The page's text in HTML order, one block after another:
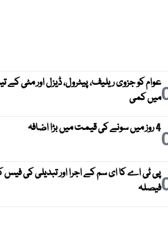
عوام کو جزوی ریلیف، پیٹرول، ڈیزل اور مٹی کے
میں کمی
4 روز میں سونے کی قیمت میں بڑا اضافہ
پی ٹی اے کا ای سم کے اجرا اور تبدیلی کی فیس
فیصلہ